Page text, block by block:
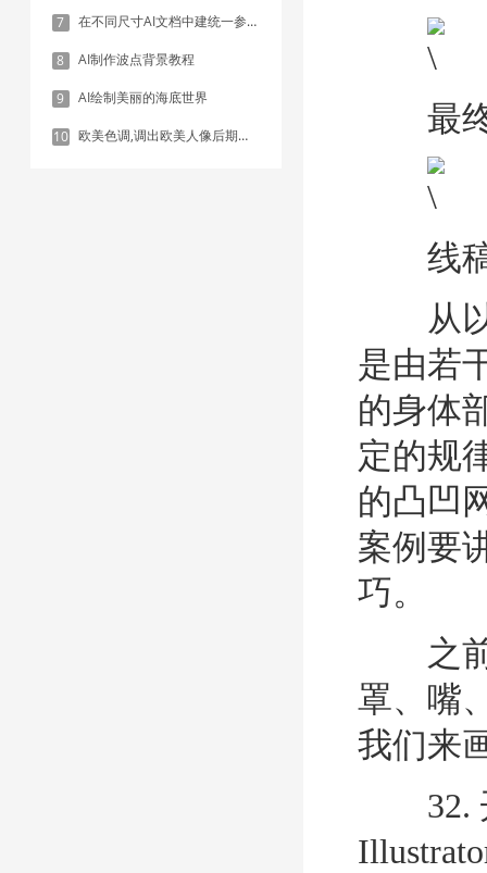
7 在不同尺寸AI文档中建统一参考线 - 方法1：对齐和分布
8 AI制作波点背景教程
9 AI绘制美丽的海底世界
10 欧美色调,调出欧美人像后期色调实例 最终
线
从以
是由若
的身体
定的规
的凸凹
案例要
巧。
之前
罩、嘴
我们来
32. 开